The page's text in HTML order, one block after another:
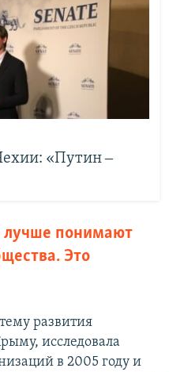
«Путин ‒
лучше понимают
Это
развития
исследовала
в 2005 году и